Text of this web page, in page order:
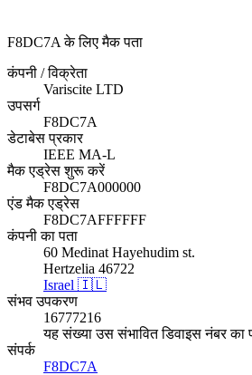
F8DC7A के लिए मैक पता
कंपनी / विक्रेता
Variscite LTD
उपसर्ग
F8DC7A
डेटाबेस प्रकार
IEEE MA-L
मैक एड्रेस शुरू करें
F8DC7A000000
एंड मैक एड्रेस
F8DC7AFFFFFF
कंपनी का पता
60 Medinat Hayehudim st.
Hertzelia 46722
Israel 🇮🇱
संभव उपकरण
16777216
यह संख्या उस संभावित डिवाइस नंबर का
संपर्क
F8DC7A